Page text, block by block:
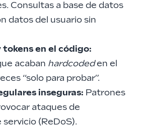
Consultas a base de datos
datos del usuario sin
tokens en el código:
acaban hardcodeden el
“solo para probar”.
inseguras: Patrones
ataques de
(ReDoS).